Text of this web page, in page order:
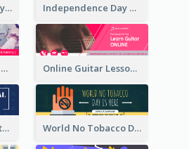
Simple Photography Twitter Header Promoting Healthy Independence Day Twitter Header With Decorations
Patisserie Promote Twitter Header Online Guitar Lesson Twitter Header
Memorial Day Twitter Header With Flag World No Tobacco Day Twitter Header